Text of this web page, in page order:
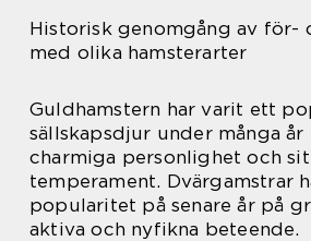
Historisk genomgång av för-
med olika hamsterarter
Guldhamstern har varit ett
sällskapsdjur under många
charmiga personlighet och
temperament. Dvärgamstrar
popularitet på senare år på
aktiva och nyfikna beteende.